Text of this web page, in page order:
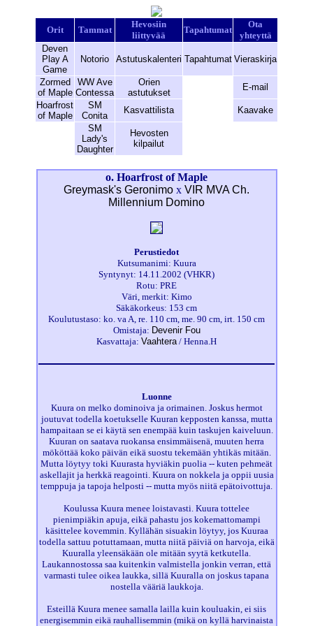
Orit Tammat
Hevosiin
liittyvää
Tapahtumat
Ota
yhteyttä
Deven
Play A
Game
Notorio Astutuskalenteri Tapahtumat Vieraskirja
Zormed
of Maple
WW Ave
Contessa
Orien
astutukset
E-mail
Hoarfrost
of Maple
SM
Conita
Kasvattilista
Kaavake
SM
Lady's
Daughter
Hevosten
kilpailut
o. Hoarfrost of Maple
Greymask's Geronimo x VIR MVA Ch.
Millennium Domino
Perustiedot
Kutsumanimi: Kuura
Syntynyt: 14.11.2002 (VHKR)
Rotu: PRE
Väri, merkit: Kimo
Säkäkorkeus: 153 cm
Koulutustaso: ko. va A, re. 110 cm, me. 90 cm, irt. 150 cm
Omistaja: Devenir Fou
Kasvattaja: Vaahtera/ Henna.H
Luonne
Kuura on melko dominoiva ja orimainen. Joskus hermot
joutuvat todella koetukselle Kuuran kepposten kanssa, mutta
hampaitaan se ei käytä sen enempää kuin taskujen kaiveluun.
Kuuran on saatava ruokansa ensimmäisenä, muuten herra
mököttää koko päivän eikä suostu tekemään yhtikäs mitään.
Mutta löytyy toki Kuurasta hyviäkin puolia -- kuten pehmeät
askellajit ja herkkä reagointi. Kuura on nokkela ja oppii uusia
temppuja ja tapoja helposti -- mutta myös niitä epätoivottuja.
Koulussa Kuura menee loistavasti. Kuura tottelee
pienimpiäkin apuja, eikä pahastu jos kokemattomampi
käsittelee kovemmin. Kyllähän sisuakin löytyy, jos Kuuraa
todella sattuu potuttamaan, mutta niitä päiviä on harvoja, eikä
Kuuralla yleensäkään ole mitään syytä ketkutella.
Laukannostossa saa kuitenkin valmistella jonkin verran, että
varmasti tulee oikea laukka, sillä Kuuralla on joskus tapana
nostella vääriä laukkoja.
Esteillä Kuura menee samalla lailla kuin kouluakin, ei siis
energisemmin eikä rauhallisemmin (mikä on kyllä harvinaista